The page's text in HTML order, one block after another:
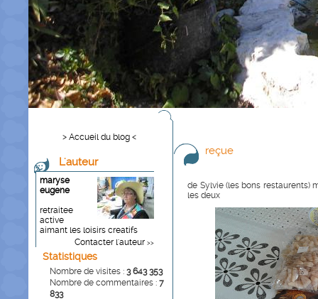
> Accueil du blog <
L'auteur
maryse
eugene
retraitee
active
aimant les loisirs creatifs
Contacter l'auteur >>
Statistiques
Nombre de visites : 3 643 353
Nombre de commentaires : 7
833
reçue
de Sylvie (les bons restaurents)
les deux